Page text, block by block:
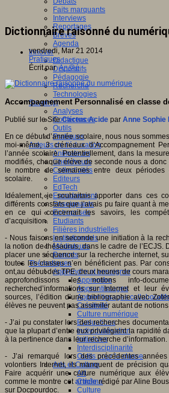
Faits marquants
Interviews
Reportages
Brèves
Agenda
Innover
Didactique
Dispositifs
Pédagogie
Recherche
Technologies
Savoir(s)
Analyses
Conférences
Outils
Pratiques
Acteurs de l'éducation
Animateurs
Chercheurs
Collectivités
Editeurs
EdTech
Encadrement
Enseignants
Entreprises
Etudiants
Filières industrielles
Institutionnels
Médiateurs
Parents
Thématiques
Apprendre et enseigner
Apprendre
Apprentissages
Apprentissages collaboratifs
Créativité
Culture numérique
Evaluations
Individualisation
Initiatives
Interdisciplinarité
Outils pour la classe
Arts et Culture
Art
Cinéma
Culture
Dictionnaire raisonné du
vendredi, Mar 21 2014
Pratiques
Écrit parAn@é
Accompagnement Personnalisé en classe
Publié sur le SiteCactus Acide par Anne Sophie
En ce début d’année scolaire, nous nous
moi-même, 3 créneaux d’Accompagnement
l’année scolaire. Potentiellement, dans la
modifiés, chaque élève de seconde nous a
le nombre de semaines entre deux périodes
scolaire.
Idéalement, je souhaitais apporter dans ces
différents constats que j’avais pu faire quant à
en ce qui concernait les savoirs, les
d’acquisition.
- Nous faisons en seconde une initiation à la
la notion de thésaurus, dans le cadre de l’ECJS.
placer une séquence sur la recherche internet,
toutes les classes n’en bénéficient pas. Par
ont,au débutdes TPE,deux heures de cours
approfondissons les notions info-
recherched’informationssur Internet et leur
sources, l’édition d’une bibliographie avec
élèves ne peuvent pas assimiler autant de
- J’ai pu constater lors des recherches
que la plupart d’entre eux privilégient la rapidité
à la pertinence dans leur recherche d’information.
- J’ai remarqué lors des précédentes
volontiers Internet, ils manquent de précision
Faire acquérir une culture numérique aux
comme le montre cetarticlerédigé par Aline
sur Docpourdoc.